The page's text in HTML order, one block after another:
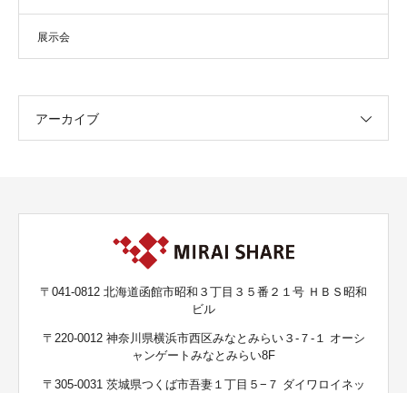
展示会
アーカイブ
〒041-0812 北海道函館市昭和３丁目３５番２１号 ＨＢＳ昭和
ビル
〒220-0012 神奈川県横浜市西区みなとみらい３-７-１ オーシ
ャンゲートみなとみらい8F
〒305-0031 茨城県つくば市吾妻１丁目５−７ ダイワロイネッ